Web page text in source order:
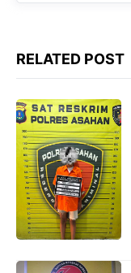
RELATED POST